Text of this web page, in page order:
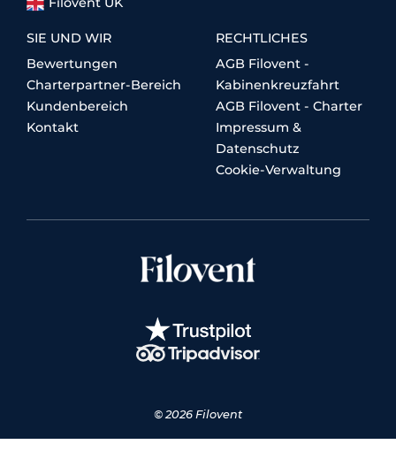
SIE UND WIR
Bewertungen
Charterpartner-Bereich
Kundenbereich
Kontakt
RECHTLICHES
AGB Filovent -
Kabinenkreuzfahrt
AGB Filovent - Charter
Impressum &
Datenschutz
Cookie-Verwaltung
© 2026 Filovent